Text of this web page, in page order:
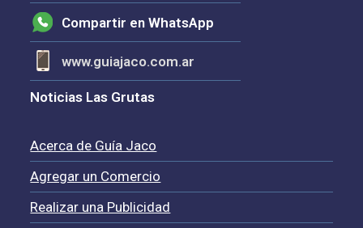
Compartir en WhatsApp
www.guiajaco.com.ar
Noticias Las Grutas
Acerca de Guía Jaco
Agregar un Comercio
Realizar una Publicidad